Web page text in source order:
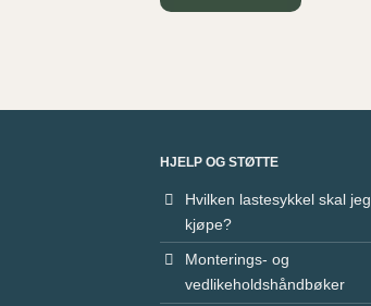
HJELP OG STØTTE
Hvilken lastesykkel skal jeg
kjøpe?
Monterings- og
vedlikeholdshåndbøker